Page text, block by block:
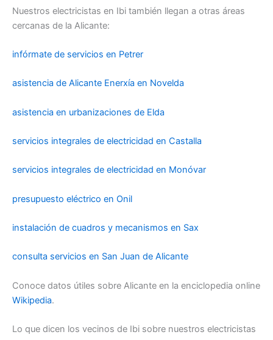
Nuestros electricistas en Ibi también llegan a otras áreas
cercanas de la Alicante:
infórmate de servicios en Petrer
asistencia de Alicante Enerxía en Novelda
asistencia en urbanizaciones de Elda
servicios integrales de electricidad en Castalla
servicios integrales de electricidad en Monóvar
presupuesto eléctrico en Onil
instalación de cuadros y mecanismos en Sax
consulta servicios en San Juan de Alicante
Conoce datos útiles sobre Alicante en la enciclopedia online
Wikipedia.
Lo que dicen los vecinos de Ibi sobre nuestros electricistas